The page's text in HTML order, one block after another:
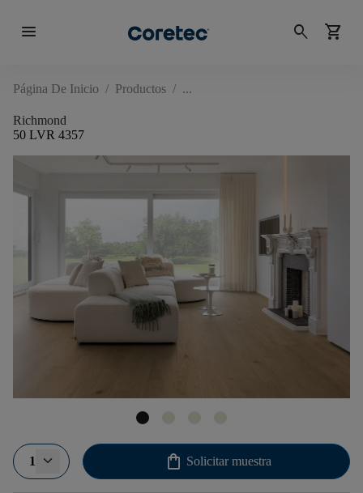
menu search shopping_cart
Página De Inicio / Productos /
Richmond
50 LVR 4357
1 shopping_bag Solicitar muestra